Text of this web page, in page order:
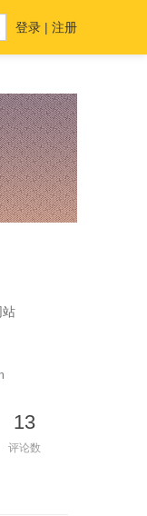
登录 | 注册
13
评论数